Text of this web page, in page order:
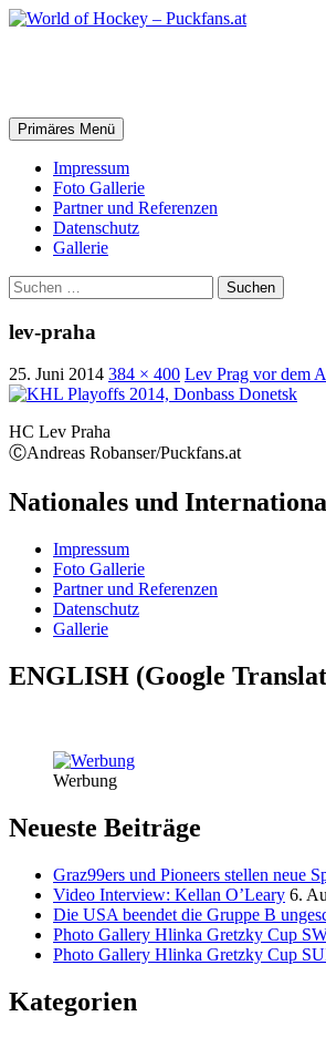
Zum
Suchen
Primäres Menü
Impressum
Foto Gallerie
Partner und Referenzen
Datenschutz
Gallerie
Suchen
nach:
lev-praha
25. Juni 2014 384 × 400 Lev Prag vor dem
HC Lev Praha
ⒸAndreas Robanser/Puckfans.at
Nationales und
Impressum
Foto Gallerie
Partner und Referenzen
Datenschutz
Gallerie
ENGLISH (Google
Werbung
Neueste Beiträge
Graz99ers und Pioneers stellen neue
Video Interview: Kellan O’Leary 6.
Die USA beendet die Gruppe B
Photo Gallery Hlinka Gretzky Cup
Photo Gallery Hlinka Gretzky Cup
Kategorien